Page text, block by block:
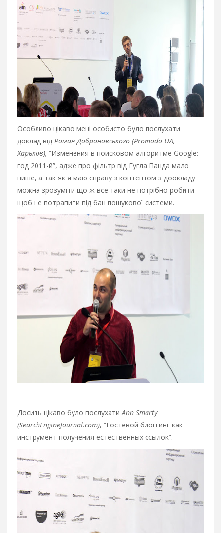
Особливо цікаво мені особисто було послухати
доклад від Роман Доброновського (Promodo UA,
Харьков), “Изменения в поисковом алгоритме Google:
год 2011-й”, адже про фільтр від Гугла Панда мало
пише, а так як я маю справу з контентом з доокладу
можна зрозуміти що ж все таки не потрібно робити
щоб не потрапити під бан пошукової системи.
Досить цікаво було послухати Ann Smarty
(SearchEngineJournal.com), “Гостевой блоггинг как
инструмент получения естественных ссылок”.